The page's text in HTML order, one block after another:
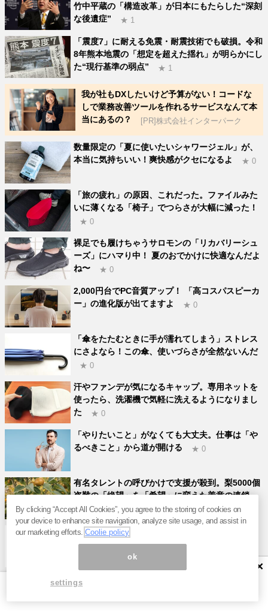
竹中平蔵の「構造改革」が日本にもたらした“深刻
な後遺症”
★ 1
「震度7」に耐える免震・耐震技術でも破損。令和
8年熊本地震の「想定を超えた揺れ」が明らかにし
た“現行基準の弱点”
★ 1
我が社もDXしたいけど予算がない！コードな
しで業務改善ツールを作れるサービスなんて本
当にあるの？
[PR]株式会社インターパーク
数量限定の「夏に使いたいシャワージェル」が、
本当に気持ちいい！爽快感がクセになるよ
★ 0
「旅の疲れ」の原因、これだった。ファイルみた
いに薄くなる「椅子」でつらさが大幅に減った！
★ 0
裸足でも履けちゃうサロモンの「リカバリーシュ
ーズ」にハマり中！ 夏のおでかけに快適なんだよ
ね〜
★ 0
2,000円台でPC音質アップ！ 「高コスパスピーカ
ー」の進化版が出てますよ
★ 0
「傘をたたむときに手が濡れてしまう」ストレス
にさよなら！この傘、使いづらさが全然ないんだ
★ 0
汗やファンデが気になるキャップ。専用ネットを
使ったら、洗濯機で気軽に洗えるようになりまし
た
★ 0
「やりたいこと」がなくても大丈夫。仕事は「や
るべきこと」から道が開ける
★ 0
有名タレントの呼びかけで支援が殺到。梨5000個
盗難の「絶望」を「希望」に変えた善意の連鎖
★ 0
待ってました。AirPods Pro 3がプライムデー後
初の14%オフです
★ 0
けた
×
By clicking “Accept All Cookies”, you agree to the storing of cookies on
your device to enhance site navigation, analyze site usage, and assist in
our marketing efforts.Coolie policy
ok
settings